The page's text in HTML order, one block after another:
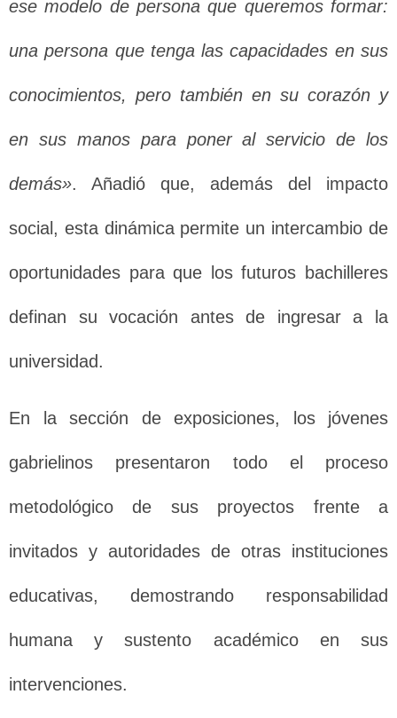
ese modelo de persona que queremos formar:
una persona que tenga las capacidades en sus
conocimientos, pero también en su corazón y
en sus manos para poner al servicio de los
demás». Añadió que, además del impacto
social, esta dinámica permite un intercambio de
oportunidades para que los futuros bachilleres
definan su vocación antes de ingresar a la
universidad.
En la sección de exposiciones, los jóvenes
gabrielinos presentaron todo el proceso
metodológico de sus proyectos frente a
invitados y autoridades de otras instituciones
educativas, demostrando responsabilidad
humana y sustento académico en sus
intervenciones.